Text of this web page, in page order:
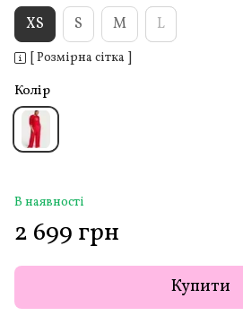
XS S M L
[ Розмірна сітка ]
Колір
В наявності
2 699 грн
Купити